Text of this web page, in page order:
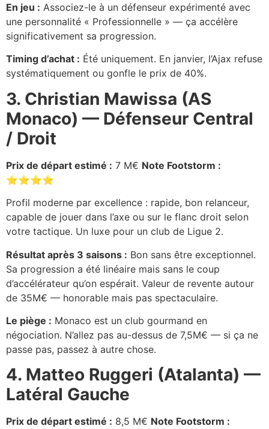
En jeu : Associez-le à un défenseur expérimenté avec
une personnalité « Professionnelle » — ça accélère
significativement sa progression.
Timing d’achat : Été uniquement. En janvier, l’Ajax refuse
systématiquement ou gonfle le prix de 40%.
3. Christian Mawissa (AS
Monaco) — Défenseur Central
/ Droit
Prix de départ estimé : 7 M€ Note Footstorm :
⭐⭐⭐⭐
Profil moderne par excellence : rapide, bon relanceur,
capable de jouer dans l’axe ou sur le flanc droit selon
votre tactique. Un luxe pour un club de Ligue 2.
Résultat après 3 saisons : Bon sans être exceptionnel.
Sa progression a été linéaire mais sans le coup
d’accélérateur qu’on espérait. Valeur de revente autour
de 35M€ — honorable mais pas spectaculaire.
Le piège : Monaco est un club gourmand en
négociation. N’allez pas au-dessus de 7,5M€ — si ça ne
passe pas, passez à autre chose.
4. Matteo Ruggeri (Atalanta) —
Latéral Gauche
Prix de départ estimé : 8,5 M€ Note Footstorm :